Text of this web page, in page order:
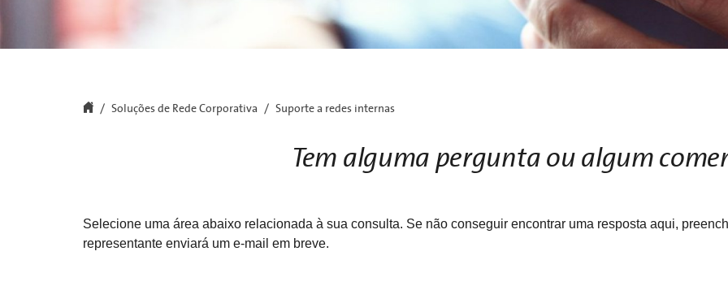
Soluções de Rede Corporativa Suporte a redes internas
Tem alguma pergunta ou algum
Selecione uma área abaixo relacionada à sua consulta. Se não conseguir encontrar uma resposta aqui,
representante enviará um e-mail em breve.